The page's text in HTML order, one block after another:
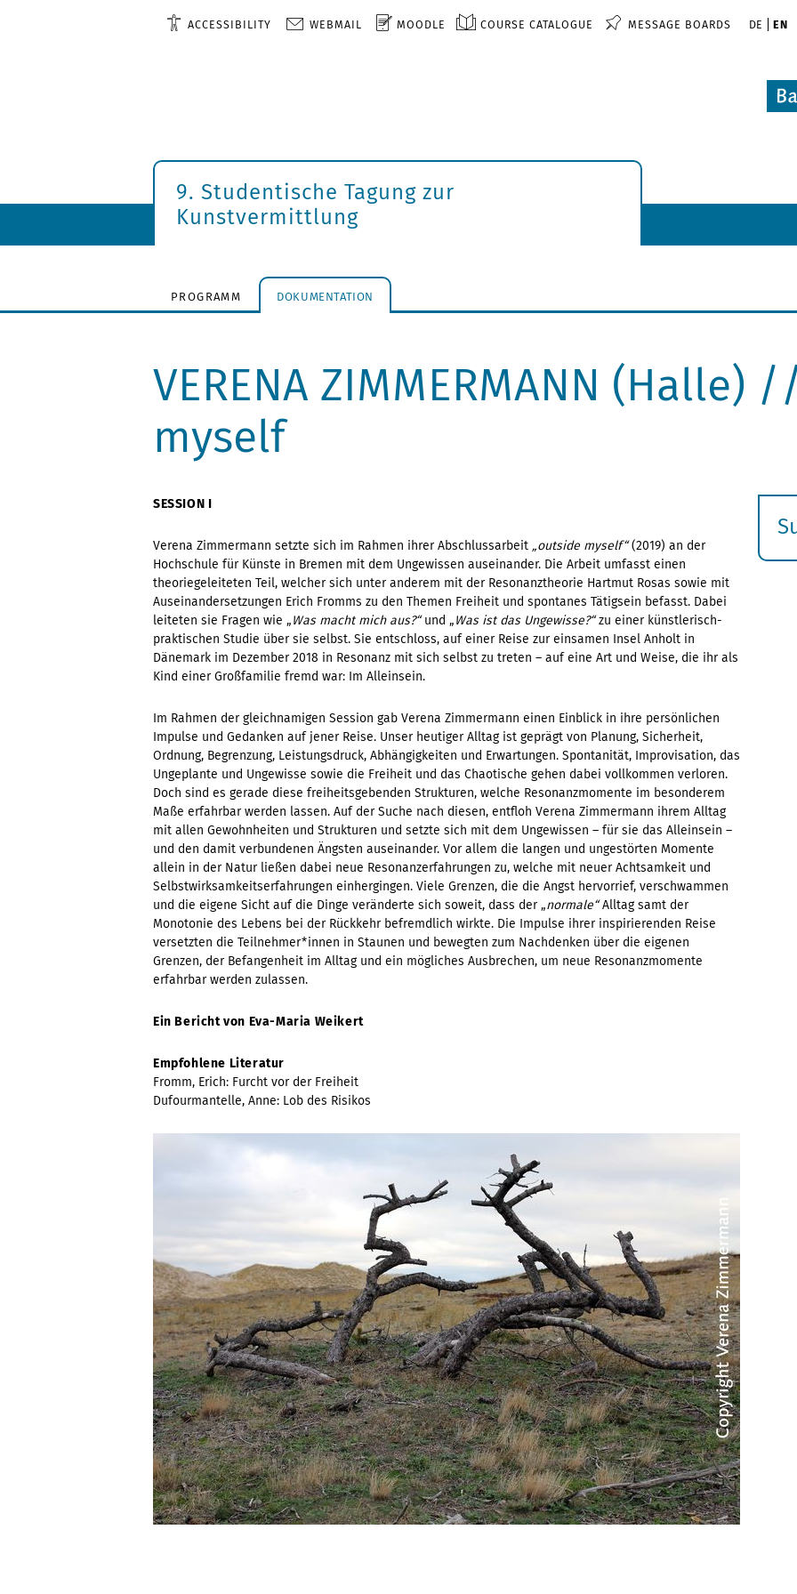
ACCESSIBILITY WEBMAIL MOODLE COURSE CATALOGUE MESSAGE BOARDS DE EN
9. Studentische Tagung zur
Kunstvermittlung
PROGRAMM DOKUMENTATION
VERENA ZIMMERMANN (Halle)
myself
SESSION I
Verena Zimmermann setzte sich im Rahmen ihrer Abschlussarbeit „outside myself“(2019) an der
Hochschule für Künste in Bremen mit dem Ungewissen auseinander. Die Arbeit umfasst einen
theoriegeleiteten Teil, welcher sich unter anderem mit der Resonanztheorie Hartmut Rosas sowie mit
Auseinandersetzungen Erich Fromms zu den Themen Freiheit und spontanes Tätigsein befasst. Dabei
leiteten sie Fragen wie „Was macht mich aus?“und „Was ist das Ungewisse?“zu einer künstlerisch-
praktischen Studie über sie selbst. Sie entschloss, auf einer Reise zur einsamen Insel Anholt in
Dänemark im Dezember 2018 in Resonanz mit sich selbst zu treten – auf eine Art und Weise, die ihr als
Kind einer Großfamilie fremd war: Im Alleinsein.
Im Rahmen der gleichnamigen Session gab Verena Zimmermann einen Einblick in ihre persönlichen
Impulse und Gedanken auf jener Reise. Unser heutiger Alltag ist geprägt von Planung, Sicherheit,
Ordnung, Begrenzung, Leistungsdruck, Abhängigkeiten und Erwartungen. Spontanität, Improvisation, das
Ungeplante und Ungewisse sowie die Freiheit und das Chaotische gehen dabei vollkommen verloren.
Doch sind es gerade diese freiheitsgebenden Strukturen, welche Resonanzmomente im besonderem
Maße erfahrbar werden lassen. Auf der Suche nach diesen, entfloh Verena Zimmermann ihrem Alltag
mit allen Gewohnheiten und Strukturen und setzte sich mit dem Ungewissen – für sie das Alleinsein –
und den damit verbundenen Ängsten auseinander. Vor allem die langen und ungestörten Momente
allein in der Natur ließen dabei neue Resonanzerfahrungen zu, welche mit neuer Achtsamkeit und
Selbstwirksamkeitserfahrungen einhergingen. Viele Grenzen, die die Angst hervorrief, verschwammen
und die eigene Sicht auf die Dinge veränderte sich soweit, dass der „normale“Alltag samt der
Monotonie des Lebens bei der Rückkehr befremdlich wirkte. Die Impulse ihrer inspirierenden Reise
versetzten die Teilnehmer*innen in Staunen und bewegten zum Nachdenken über die eigenen
Grenzen, der Befangenheit im Alltag und ein mögliches Ausbrechen, um neue Resonanzmomente
erfahrbar werden zulassen.
Ein Bericht von Eva-Maria Weikert
Empfohlene Literatur
Fromm, Erich: Furcht vor der Freiheit
Dufourmantelle, Anne: Lob des Risikos